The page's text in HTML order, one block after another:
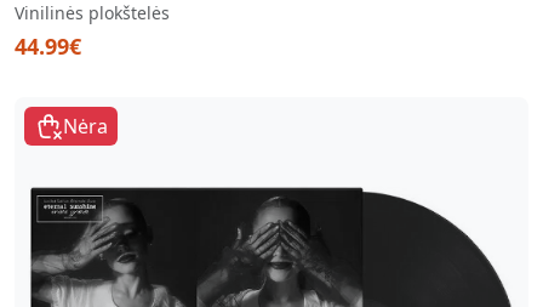
Vinilinės plokštelės
44.99€
Nėra